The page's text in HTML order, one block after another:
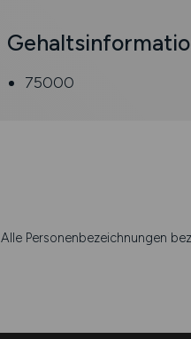
75000
Alle Personenbezeichnungen